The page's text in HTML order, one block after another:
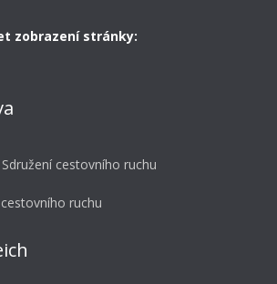
zobrazení stránky:
cestovního ruchu
ruchu